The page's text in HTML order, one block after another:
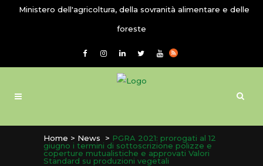
Ministero dell'agricoltura, della sovranità alimentare e delle
foreste
Home > News > PGRA 2021: prorogati al 12
giugno i termini di sottoscrizione polizze e
coperture mutualistiche e approvati Valori
Standard su produzioni vegetali